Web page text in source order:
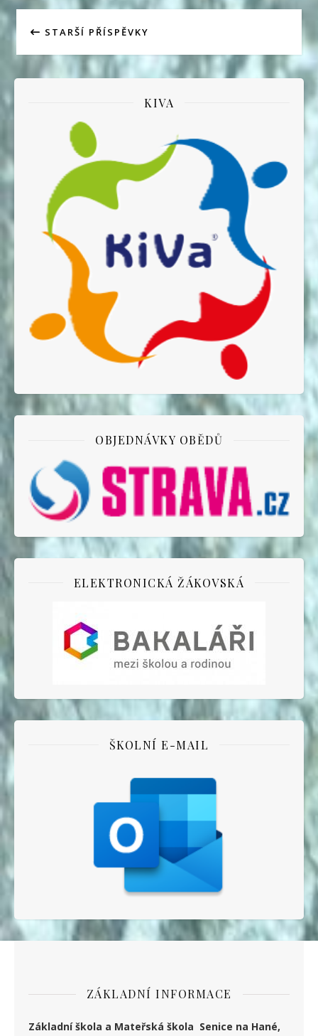
STARŠÍ PŘÍSPĚVKY
KIVA
OBJEDNÁVKY OBĚDŮ
ELEKTRONICKÁ ŽÁKOVSKÁ
ŠKOLNÍ E-MAIL
ZÁKLADNÍ INFORMACE
Základní škola a Mateřská škola Senice na Hané,